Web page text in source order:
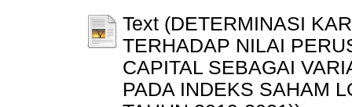
Text (DETERMINASI
TERHADAP NILAI
CAPITAL SEBAGAI
PADA INDEKS SAHAM